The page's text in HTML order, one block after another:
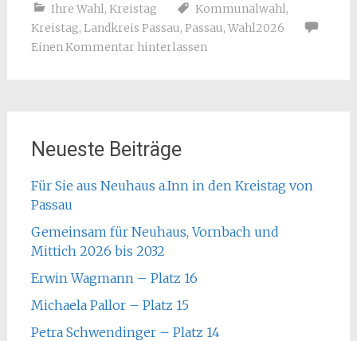
Ihre Wahl, Kreistag Kommunalwahl,
Kreistag, Landkreis Passau, Passau, Wahl2026
Einen Kommentar hinterlassen
Neueste Beiträge
Für Sie aus Neuhaus a.Inn in den Kreistag von
Passau
Gemeinsam für Neuhaus, Vornbach und
Mittich 2026 bis 2032
Erwin Wagmann – Platz 16
Michaela Pallor – Platz 15
Petra Schwendinger – Platz 14